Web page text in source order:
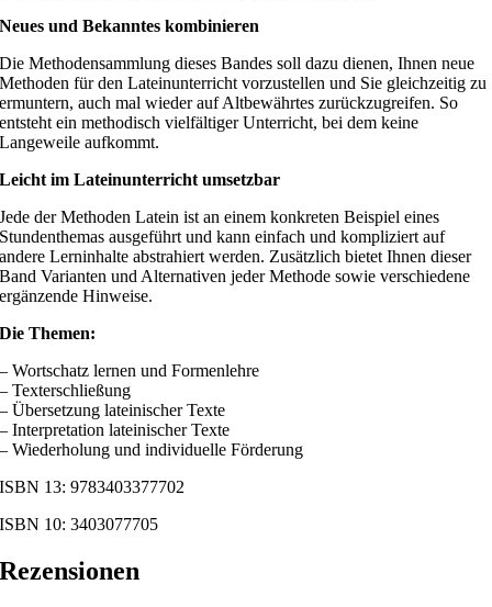
Neues und Bekanntes kombinieren
Die Methodensammlung dieses Bandes soll dazu dienen, Ihnen neue
Methoden für den Lateinunterricht vorzustellen und Sie gleichzeitig zu
ermuntern, auch mal wieder auf Altbewährtes zurückzugreifen. So
entsteht ein methodisch vielfältiger Unterricht, bei dem keine
Langeweile aufkommt.
Leicht im Lateinunterricht umsetzbar
Jede der Methoden Latein ist an einem konkreten Beispiel eines
Stundenthemas ausgeführt und kann einfach und kompliziert auf
andere Lerninhalte abstrahiert werden. Zusätzlich bietet Ihnen dieser
Band Varianten und Alternativen jeder Methode sowie verschiedene
ergänzende Hinweise.
Die Themen:
– Wortschatz lernen und Formenlehre
– Texterschließung
– Übersetzung lateinischer Texte
– Interpretation lateinischer Texte
– Wiederholung und individuelle Förderung
ISBN 13: 9783403377702
ISBN 10: 3403077705
Rezensionen